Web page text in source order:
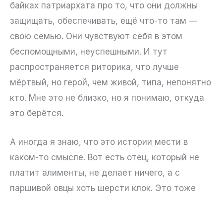
байках патриархата про то, что они должны
защищать, обеспечивать, ещё что-то там —
свою семью. Они чувствуют себя в этом
беспомощными, неуспешными. И тут
распространяется риторика, что лучше
мёртвый, но герой, чем живой, типа, непонятно
кто. Мне это не близко, но я понимаю, откуда
это берётся.
А иногда я знаю, что это истории мести в
каком-то смысле. Вот есть отец, который не
платит алименты, не делает ничего, а с
паршивой овцы хоть шерсти клок. Это тоже